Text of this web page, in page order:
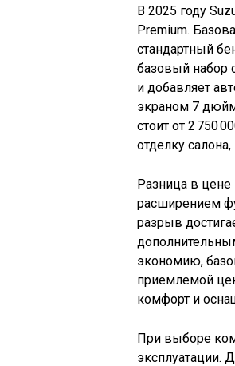
В 2025 году
Premium.
стандартный
базовый набор
и добавляет
экраном 7
стоит от 2 750
отделку
Разница в цене
расширением
разрыв
экономию,
приемлемой
комфорт и
При выборе
эксплуатации.